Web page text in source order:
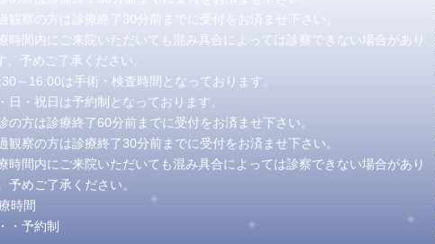
観察の方は診療終了30分前までに受付をお済ませ下さい。
時間内にご来院いただいても混み具合によっては診察できない場合があり
予めご了承ください。
～16:00は手術・検査時間となっております。
日・祝日は予約制となっております。
の方は診療終了60分前までに受付をお済ませ下さい。
観察の方は診療終了30分前までに受付をお済ませ下さい。
時間内にご来院いただいても混み具合によっては診察できない場合があり
予めご了承ください。
・予約制